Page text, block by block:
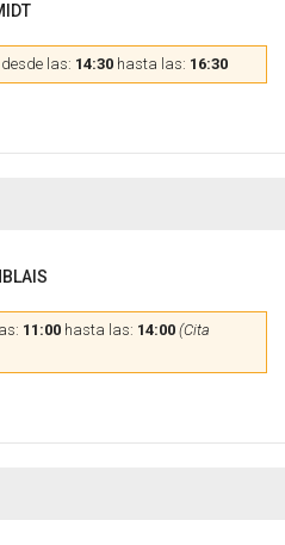
desde las: 14:30 hasta las: 16:30
11:00 hasta las: 14:00 (Cita